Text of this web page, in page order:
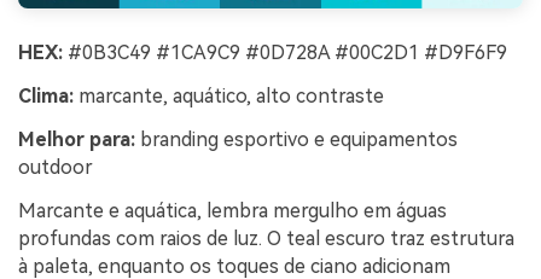
HEX: #0B3C49 #1CA9C9 #0D728A #00C2D1 #D9F6F9
Clima: marcante, aquático, alto contraste
Melhor para: branding esportivo e equipamentos
outdoor
Marcante e aquática, lembra mergulho em águas
profundas com raios de luz. O teal escuro traz estrutura
à paleta, enquanto os toques de ciano adicionam